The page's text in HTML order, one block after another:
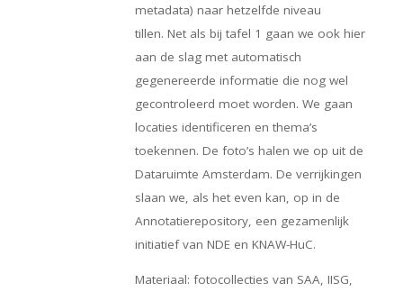
metadata) naar hetzelfde niveau
tillen. Net als bij tafel 1 gaan we ook hier
aan de slag met automatisch
gegenereerde informatie die nog wel
gecontroleerd moet worden. We gaan
locaties identificeren en thema’s
toekennen. De foto’s halen we op uit de
Dataruimte Amsterdam. De verrijkingen
slaan we, als het even kan, op in de
Annotatierepository, een gezamenlijk
initiatief van NDE en KNAW-HuC.
Materiaal: fotocollecties van SAA, IISG,